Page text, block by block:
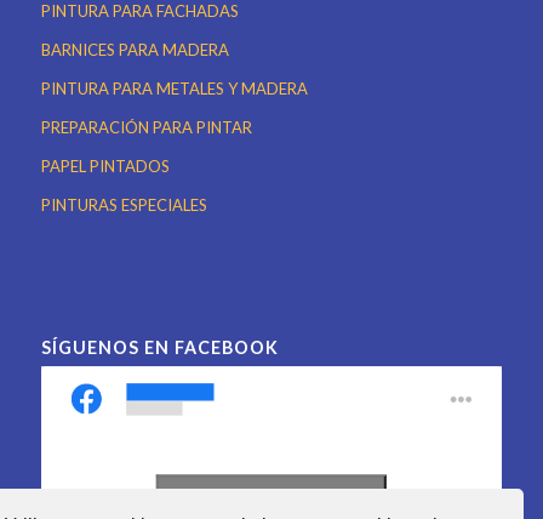
PINTURA PARA FACHADAS
BARNICES PARA MADERA
PINTURA PARA METALES Y MADERA
PREPARACIÓN PARA PINTAR
PAPEL PINTADOS
PINTURAS ESPECIALES
SÍGUENOS EN FACEBOOK